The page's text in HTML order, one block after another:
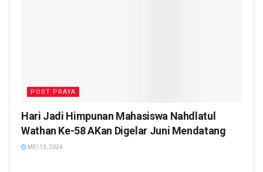
POST PRAYA
Hari Jadi Himpunan Mahasiswa Nahdlatul
Wathan Ke-58 AKan Digelar Juni Mendatang
MEI 13, 2024